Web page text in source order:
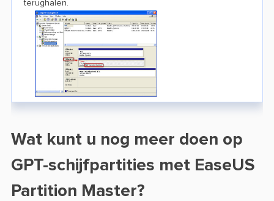
terughalen.
Wat kunt u nog meer doen op
GPT-schijfpartities met EaseUS
Partition Master?